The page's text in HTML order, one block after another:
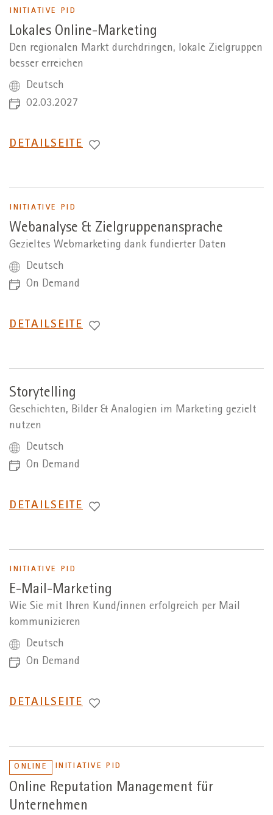
INITIATIVE PID
Lokales Online-Marketing
Den regionalen Markt durchdringen, lokale Zielgruppen
besser erreichen
Deutsch
02.03.2027
WECHSEL
DETAILSEITE
INITIATIVE PID
Webanalyse & Zielgruppenansprache
Gezieltes Webmarketing dank fundierter Daten
Deutsch
On Demand
WECHSEL
DETAILSEITE
Storytelling
Geschichten, Bilder & Analogien im Marketing gezielt
nutzen
Deutsch
On Demand
WECHSEL
DETAILSEITE
INITIATIVE PID
E-Mail-Marketing
Wie Sie mit Ihren Kund/innen erfolgreich per Mail
kommunizieren
Deutsch
On Demand
WECHSEL
DETAILSEITE
ONLINE INITIATIVE PID
Online Reputation Management für
Unternehmen